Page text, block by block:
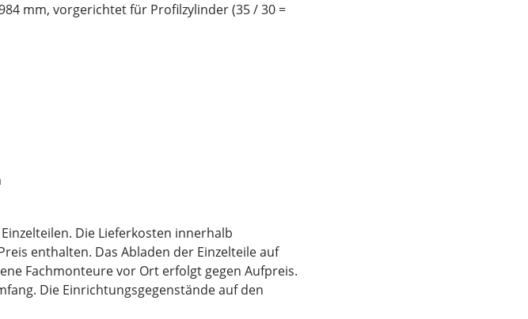
mm, vorgerichtet für Profilzylinder (35 / 30 =
Die Lieferkosten innerhalb
enthalten. Das Abladen der Einzelteile auf
Fachmonteure vor Ort erfolgt gegen Aufpreis.
Die Einrichtungsgegenstände auf den